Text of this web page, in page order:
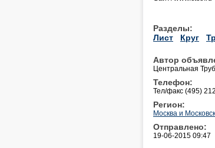
Разделы:
Лист
Круг
Автор
Центральная
Телефон:
Тел/факс (495)
Регион:
Москва и
Отправлено:
19-06-2015 09:47